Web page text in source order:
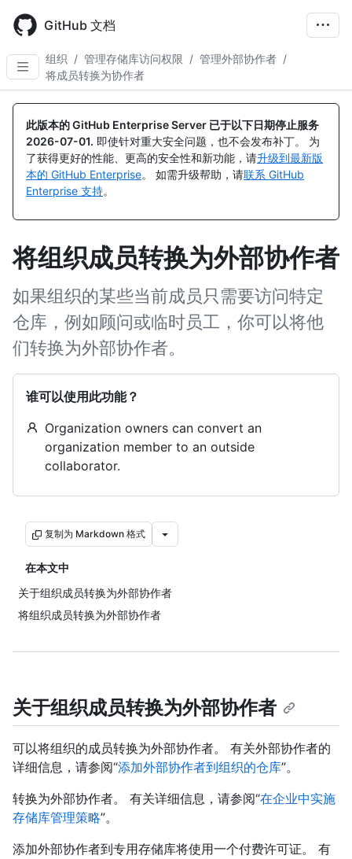
main
content
GitHub 文档
组织 / 管理存储库访问权限 / 管理外部协作者 /
将成员转换为协作者
此版本的 GitHub Enterprise Server 已于以下日期停止服务
2026-07-01. 即使针对重大安全问题，也不会发布补丁。 为
了获得更好的性能、更高的安全性和新功能，请升级到最新版
本的 GitHub Enterprise。 如需升级帮助，请联系 GitHub
Enterprise 支持。
将组织成员转换为外部协作者
如果组织的某些当前成员只需要访问特定
仓库，例如顾问或临时员工，你可以将他
们转换为外部协作者。
谁可以使用此功能？
Organization owners can convert an
organization member to an outside
collaborator.
复制为 Markdown 格式
在本文中
关于组织成员转换为外部协作者
将组织成员转换为外部协作者
关于组织成员转换为外部协作者
可以将组织的成员转换为外部协作者。 有关外部协作者的
详细信息，请参阅“添加外部协作者到组织的仓库”。
转换为外部协作者。 有关详细信息，请参阅“在企业中实施
存储库管理策略”。
添加外部协作者到专用存储库将使用一个付费许可证。 有